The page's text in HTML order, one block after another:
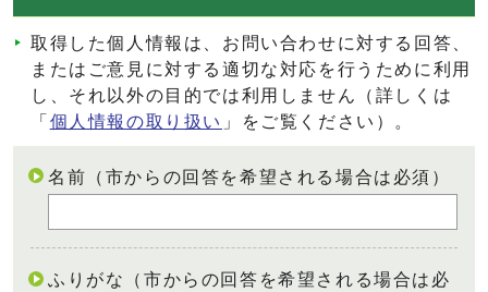
取得した個人情報は、お問い合わせに対する回答、
またはご意見に対する適切な対応を行うために利用
し、それ以外の目的では利用しません（詳しくは
「 個人情報の取り扱い 」をご覧ください）。
名前（市からの回答を希望される場合は必須）
ふりがな（市からの回答を希望される場合は必